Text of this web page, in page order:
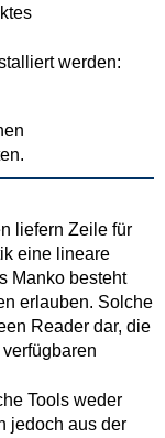
werden:
liefern Zeile für
eine lineare
Manko besteht
erlauben. Solche
Reader dar, die
Tools weder
jedoch aus der